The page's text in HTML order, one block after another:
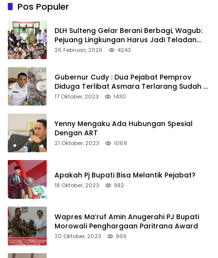
Pos Populer
DLH Sulteng Gelar Berani Berbagi, Wagub:
Pejuang Lingkungan Harus Jadi Teladan
Kepedulian
26 Februari, 2026 4243
Gubernur Cudy : Dua Pejabat Pemprov
Diduga Terlibat Asmara Terlarang Sudah di
Non Job
17 Oktober, 2023 1430
Yenny Mengaku Ada Hubungan Spesial
Dengan ART
21 Oktober, 2023 1069
Apakah Pj Bupati Bisa Melantik Pejabat?
18 Oktober, 2023 982
Wapres Ma’ruf Amin Anugerahi PJ Bupati
Morowali Penghargaan Paritrana Award
20 Oktober, 2023 969